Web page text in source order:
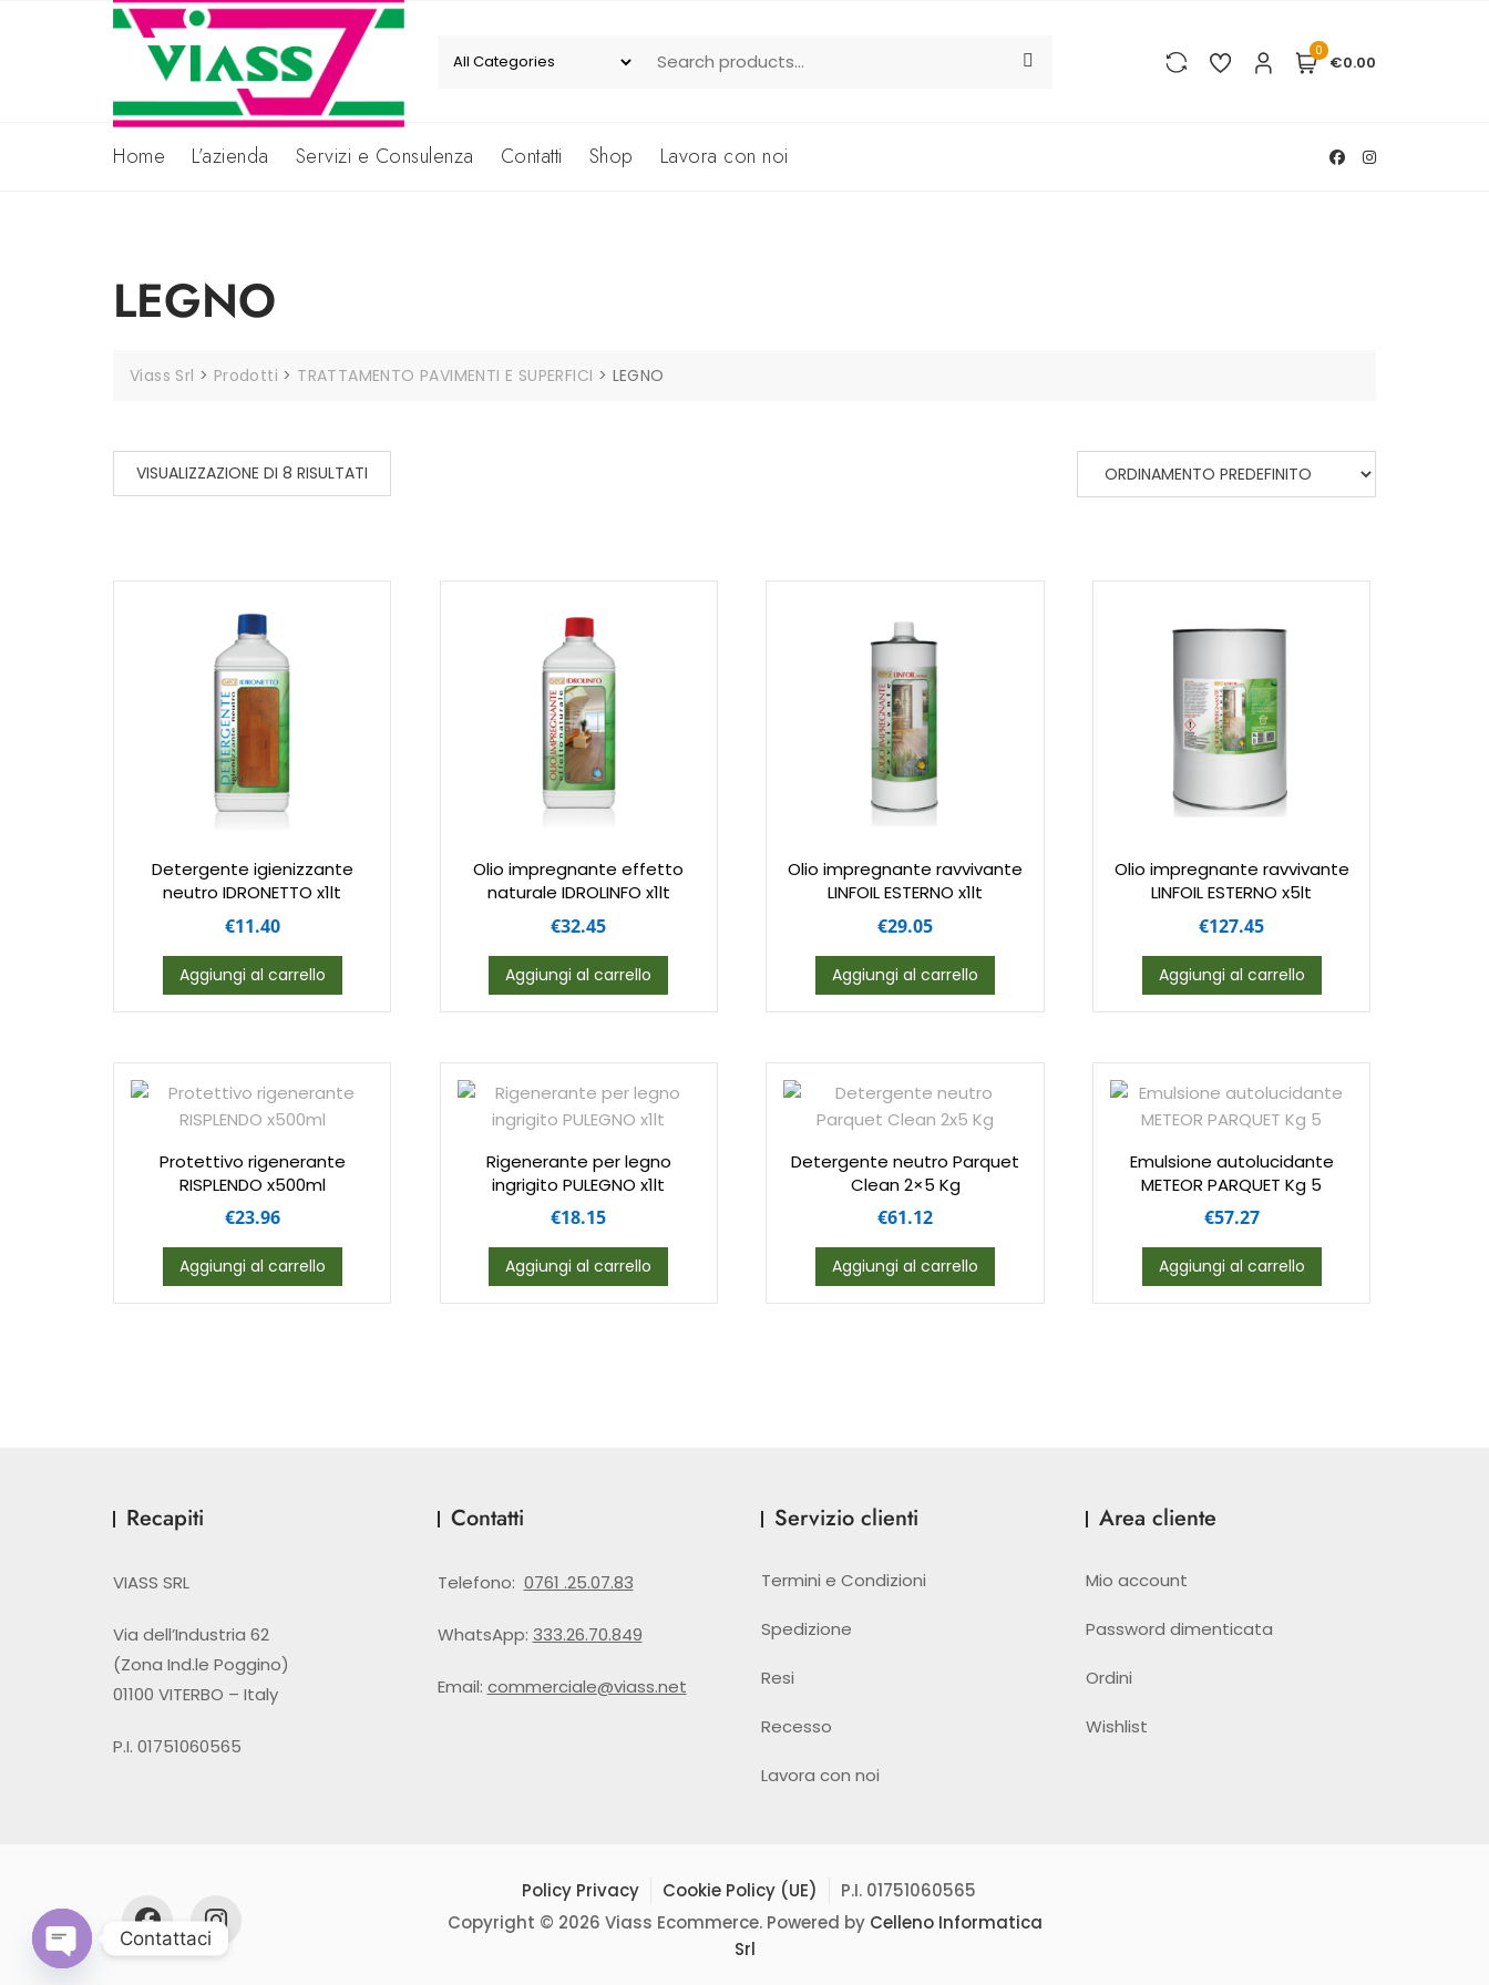
0
€0.00
Home L’azienda Servizi e Consulenza Contatti Shop Lavora con noi
LEGNO
Viass Srl > Prodotti > TRATTAMENTO PAVIMENTI E SUPERFICI > LEGNO
VISUALIZZAZIONE DI 8 RISULTATI
Detergente igienizzante
neutro IDRONETTO x1lt
€11.40
Aggiungi al carrello
Olio impregnante effetto
naturale IDROLINFO x1lt
€32.45
Aggiungi al carrello
Olio impregnante ravvivante
LINFOIL ESTERNO x1lt
€29.05
Aggiungi al carrello
Olio impregnante ravvivante
LINFOIL ESTERNO x5lt
€127.45
Aggiungi al carrello
Protettivo rigenerante
RISPLENDO x500ml
€23.96
Aggiungi al carrello
Rigenerante per legno
ingrigito PULEGNO x1lt
€18.15
Aggiungi al carrello
Detergente neutro Parquet
Clean 2×5 Kg
€61.12
Aggiungi al carrello
Emulsione autolucidante
METEOR PARQUET Kg 5
€57.27
Aggiungi al carrello
Recapiti
VIASS SRL
Via dell’Industria 62
(Zona Ind.le Poggino)
01100 VITERBO – Italy
P.I. 01751060565
Contatti
Telefono: 0761 .25.07.83
WhatsApp: 333.26.70.849
Email: commerciale@viass.net
Servizio clienti
Termini e Condizioni
Spedizione
Resi
Recesso
Lavora con noi
Area cliente
Mio account
Password dimenticata
Ordini
Wishlist
Policy Privacy Cookie Policy (UE)
P.I. 01751060565
Copyright © 2026 Viass Ecommerce. Powered by Celleno Informatica
Srl
Contattaci